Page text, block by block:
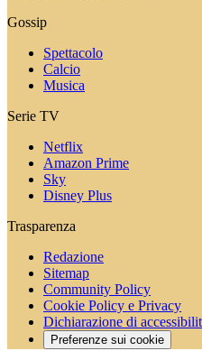
Gossip
Spettacolo
Calcio
Musica
Serie TV
Netflix
Amazon Prime
Sky
Disney Plus
Trasparenza
Redazione
Sitemap
Community Policy
Cookie Policy e Privacy
Dichiarazione di
Preferenze sui cookie